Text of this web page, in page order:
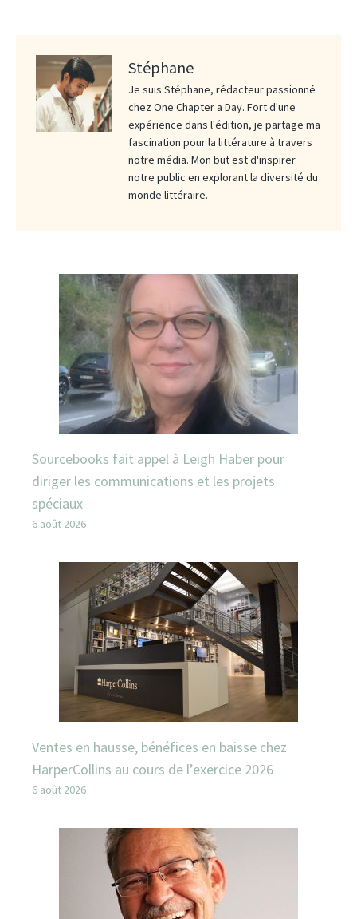
Stéphane
Je suis Stéphane, rédacteur passionné
chez One Chapter a Day. Fort d'une
expérience dans l'édition, je partage ma
fascination pour la littérature à travers
notre média. Mon but est d'inspirer
notre public en explorant la diversité du
monde littéraire.
Sourcebooks fait appel à Leigh Haber pour
diriger les communications et les projets
spéciaux
6 août 2026
Ventes en hausse, bénéfices en baisse chez
HarperCollins au cours de l’exercice 2026
6 août 2026